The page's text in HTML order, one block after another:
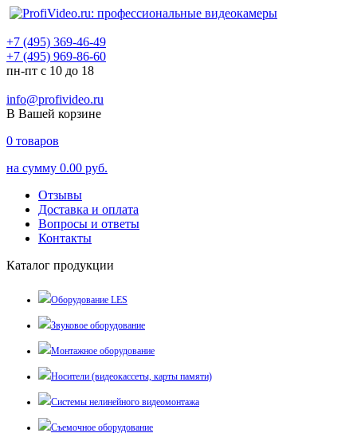
+7 (495) 369-46-49
+7 (495) 969-86-60
пн-пт с 10 до 18
info@profivideo.ru
В Вашей корзине
0 товаров
на сумму 0.00 руб.
Отзывы
Доставка и оплата
Вопросы и ответы
Контакты
Каталог продукции
Оборудование LES
Звуковое оборудование
Монтажное оборудование
Носители (видеокассеты, карты памяти)
Системы нелинейного видеомонтажа
Съемочное оборудование